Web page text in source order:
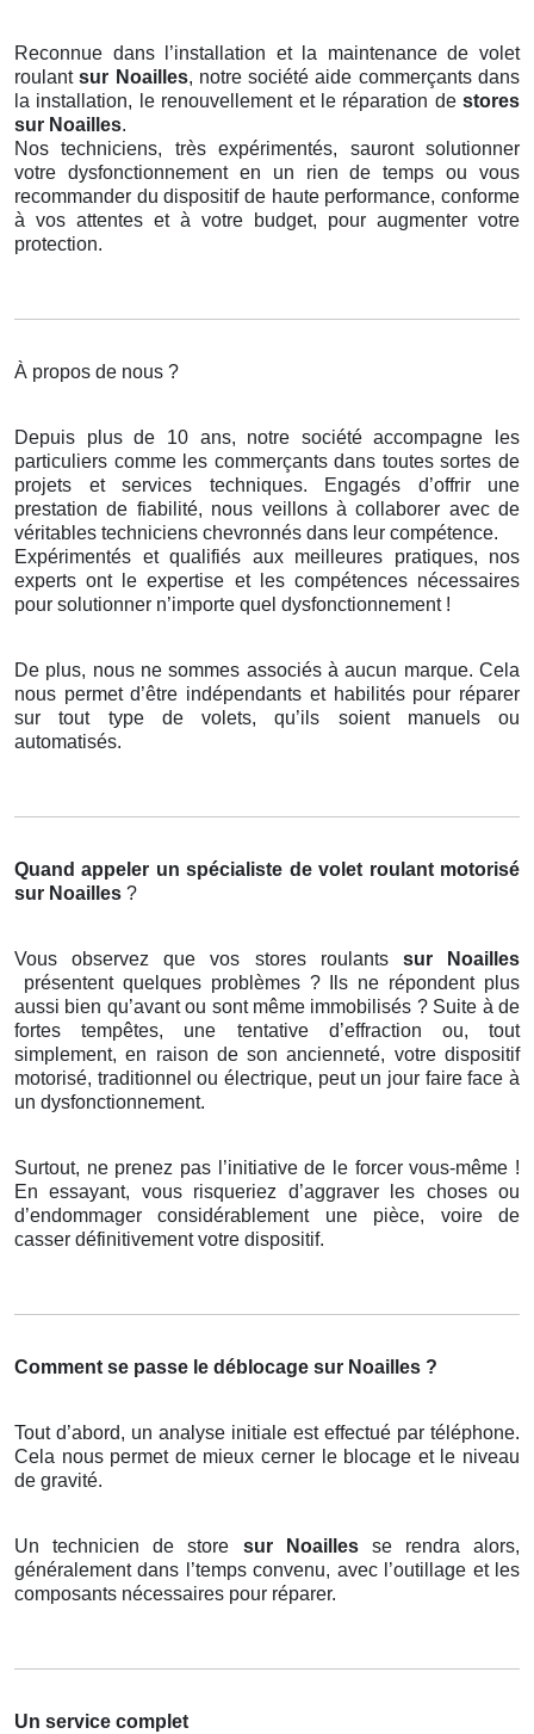
Reconnue dans l’installation et la maintenance de volet
roulantsur Noailles, notre société aide commerçants dans
la installation, le renouvellement et le réparation de stores
sur Noailles.
Nos techniciens, très expérimentés, sauront solutionner
votre dysfonctionnement en un rien de temps ou vous
recommander du dispositif de haute performance, conforme
à vos attentes et à votre budget, pour augmenter votre
protection.
À propos de nous ?
Depuis plus de 10 ans, notre société accompagne les
particuliers comme les commerçants dans toutes sortes de
projets et services techniques. Engagés d’offrir une
prestation de fiabilité, nous veillons à collaborer avec de
véritables techniciens chevronnés dans leur compétence.
Expérimentés et qualifiés aux meilleures pratiques, nos
experts ont le expertise et les compétences nécessaires
pour solutionner n’importe quel dysfonctionnement !
De plus, nous ne sommes associés à aucun marque. Cela
nous permet d’être indépendants et habilités pour réparer
sur tout type de volets, qu’ils soient manuels ou
automatisés.
Quand appeler un spécialiste de volet roulant motorisé
sur Noailles ?
Vous observez que vos stores roulants sur Noailles
présentent quelques problèmes ? Ils ne répondent plus
aussi bien qu’avant ou sont même immobilisés ? Suite à de
fortes tempêtes, une tentative d’effraction ou, tout
simplement, en raison de son ancienneté, votre dispositif
motorisé, traditionnel ou électrique, peut un jour faire face à
un dysfonctionnement.
Surtout, ne prenez pas l’initiative de le forcer vous-même !
En essayant, vous risqueriez d’aggraver les choses ou
d’endommager considérablement une pièce, voire de
casser définitivement votre dispositif.
Comment se passe le déblocage sur Noailles ?
Tout d’abord, un analyse initiale est effectué par téléphone.
Cela nous permet de mieux cerner le blocage et le niveau
de gravité.
Un technicien de store sur Noailles se rendra alors,
généralement dans l’temps convenu, avec l’outillage et les
composants nécessaires pour réparer.
Un service complet